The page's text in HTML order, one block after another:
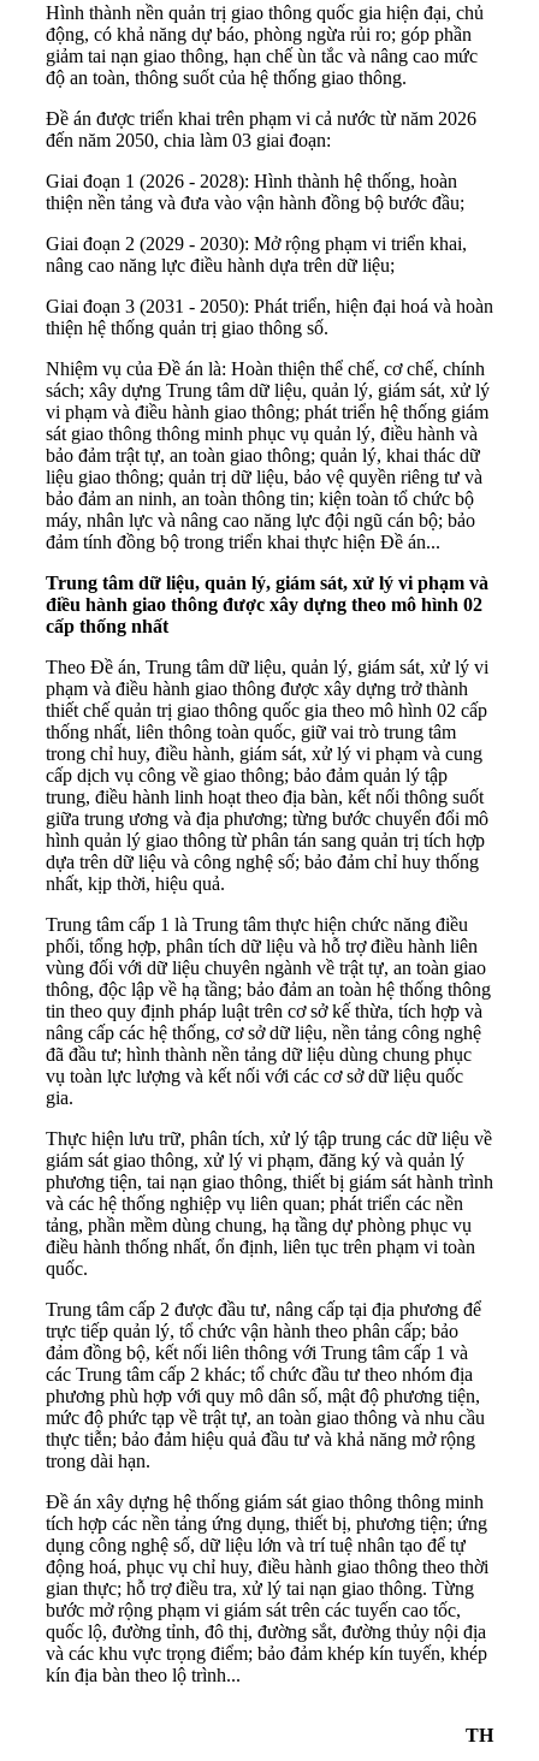
Hình thành nền quản trị giao thông quốc gia hiện đại, chủ
động, có khả năng dự báo, phòng ngừa rủi ro; góp phần
giảm tai nạn giao thông, hạn chế ùn tắc và nâng cao mức
độ an toàn, thông suốt của hệ thống giao thông.
Đề án được triển khai trên phạm vi cả nước từ năm 2026
đến năm 2050, chia làm 03 giai đoạn:
Giai đoạn 1 (2026 - 2028): Hình thành hệ thống, hoàn
thiện nền tảng và đưa vào vận hành đồng bộ bước đầu;
Giai đoạn 2 (2029 - 2030): Mở rộng phạm vi triển khai,
nâng cao năng lực điều hành dựa trên dữ liệu;
Giai đoạn 3 (2031 - 2050): Phát triển, hiện đại hoá và hoàn
thiện hệ thống quản trị giao thông số.
Nhiệm vụ của Đề án là: Hoàn thiện thể chế, cơ chế, chính
sách; xây dựng Trung tâm dữ liệu, quản lý, giám sát, xử lý
vi phạm và điều hành giao thông; phát triển hệ thống giám
sát giao thông thông minh phục vụ quản lý, điều hành và
bảo đảm trật tự, an toàn giao thông; quản lý, khai thác dữ
liệu giao thông; quản trị dữ liệu, bảo vệ quyền riêng tư và
bảo đảm an ninh, an toàn thông tin; kiện toàn tổ chức bộ
máy, nhân lực và nâng cao năng lực đội ngũ cán bộ; bảo
đảm tính đồng bộ trong triển khai thực hiện Đề án...
Trung tâm dữ liệu, quản lý, giám sát, xử lý vi phạm và
điều hành giao thông được xây dựng theo mô hình 02
cấp thống nhất
Theo Đề án, Trung tâm dữ liệu, quản lý, giám sát, xử lý vi
phạm và điều hành giao thông được xây dựng trở thành
thiết chế quản trị giao thông quốc gia theo mô hình 02 cấp
thống nhất, liên thông toàn quốc, giữ vai trò trung tâm
trong chỉ huy, điều hành, giám sát, xử lý vi phạm và cung
cấp dịch vụ công về giao thông; bảo đảm quản lý tập
trung, điều hành linh hoạt theo địa bàn, kết nối thông suốt
giữa trung ương và địa phương; từng bước chuyển đổi mô
hình quản lý giao thông từ phân tán sang quản trị tích hợp
dựa trên dữ liệu và công nghệ số; bảo đảm chỉ huy thống
nhất, kịp thời, hiệu quả.
Trung tâm cấp 1 là Trung tâm thực hiện chức năng điều
phối, tổng hợp, phân tích dữ liệu và hỗ trợ điều hành liên
vùng đối với dữ liệu chuyên ngành về trật tự, an toàn giao
thông, độc lập về hạ tầng; bảo đảm an toàn hệ thống thông
tin theo quy định pháp luật trên cơ sở kế thừa, tích hợp và
nâng cấp các hệ thống, cơ sở dữ liệu, nền tảng công nghệ
đã đầu tư; hình thành nền tảng dữ liệu dùng chung phục
vụ toàn lực lượng và kết nối với các cơ sở dữ liệu quốc
gia.
Thực hiện lưu trữ, phân tích, xử lý tập trung các dữ liệu về
giám sát giao thông, xử lý vi phạm, đăng ký và quản lý
phương tiện, tai nạn giao thông, thiết bị giám sát hành trình
và các hệ thống nghiệp vụ liên quan; phát triển các nền
tảng, phần mềm dùng chung, hạ tầng dự phòng phục vụ
điều hành thống nhất, ổn định, liên tục trên phạm vi toàn
quốc.
Trung tâm cấp 2 được đầu tư, nâng cấp tại địa phương để
trực tiếp quản lý, tổ chức vận hành theo phân cấp; bảo
đảm đồng bộ, kết nối liên thông với Trung tâm cấp 1 và
các Trung tâm cấp 2 khác; tổ chức đầu tư theo nhóm địa
phương phù hợp với quy mô dân số, mật độ phương tiện,
mức độ phức tạp về trật tự, an toàn giao thông và nhu cầu
thực tiễn; bảo đảm hiệu quả đầu tư và khả năng mở rộng
trong dài hạn.
Đề án xây dựng hệ thống giám sát giao thông thông minh
tích hợp các nền tảng ứng dụng, thiết bị, phương tiện; ứng
dụng công nghệ số, dữ liệu lớn và trí tuệ nhân tạo để tự
động hoá, phục vụ chỉ huy, điều hành giao thông theo thời
gian thực; hỗ trợ điều tra, xử lý tai nạn giao thông. Từng
bước mở rộng phạm vi giám sát trên các tuyến cao tốc,
quốc lộ, đường tỉnh, đô thị, đường sắt, đường thủy nội địa
và các khu vực trọng điểm; bảo đảm khép kín tuyến, khép
kín địa bàn theo lộ trình...
TH